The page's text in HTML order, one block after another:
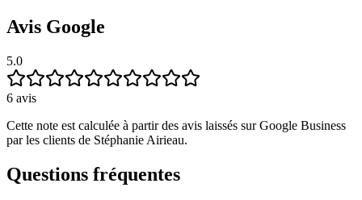
Avis Google
5.0
6 avis
Cette note est calculée à partir des avis laissés sur Google Business
par les clients de Stéphanie Airieau.
Questions fréquentes